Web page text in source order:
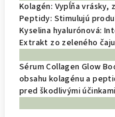
Kolagén: Vypĺňa
Peptidy: Stimulujú
Kyselina hyalurónová:
Extrakt zo zeleného
Sérum Collagen Glow
obsahu kolagénu a
pred škodlivými